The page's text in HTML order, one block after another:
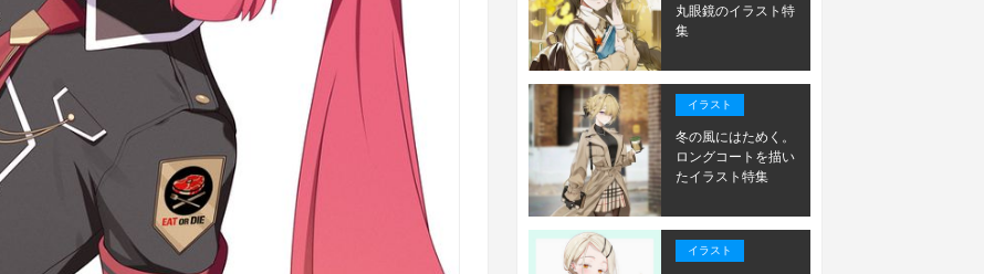
丸眼鏡のイラスト特
集
イラスト
冬の風にはためく。
ロングコートを描い
たイラスト特集
イラスト